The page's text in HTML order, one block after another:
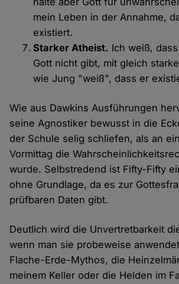
mein Leben in der Annahme,
existiert.
Starker Atheist. Ich weiß,
Gott nicht gibt, mit gleich
wie Jung "weiß", dass er
Wie aus Dawkins Ausführungen
seine Agnostiker bewusst in die
der Schule selig schliefen, als an
Vormittag die
wurde. Selbstredend ist Fifty-Fifty
ohne Grundlage, da es zur
prüfbaren Daten gibt.
Deutlich wird die Unvertretbarkeit
wenn man sie probeweise
Flache-Erde-Mythos, die
meinem Keller oder die Helden im